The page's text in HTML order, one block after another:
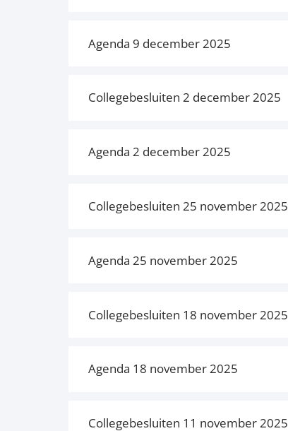
Agenda 9 december 2025
Collegebesluiten 2 december 2025
Agenda 2 december 2025
Collegebesluiten 25 november 2025
Agenda 25 november 2025
Collegebesluiten 18 november 2025
Agenda 18 november 2025
Collegebesluiten 11 november 2025